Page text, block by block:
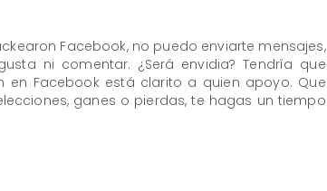
Facebook, no puedo enviarte mensajes,
ni comentar. ¿Será envidia? Tendría que
en Facebook está clarito a quien apoyo. Que
ganes o pierdas, te hagas un tiempo